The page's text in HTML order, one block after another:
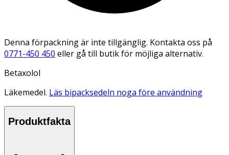
Denna förpackning är inte tillgänglig. Kontakta oss på
0771-450 450 eller gå till butik för möjliga alternativ.
Betaxolol
Läkemedel. Läs bipacksedeln noga före användning
Produktfakta